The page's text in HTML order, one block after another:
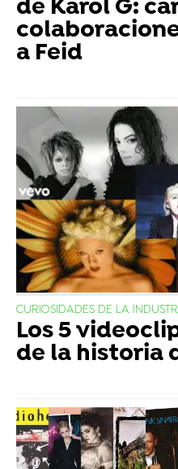
de Karol G:
a Feid
CURIOSIDADES DE LA
Los 5
de la historia